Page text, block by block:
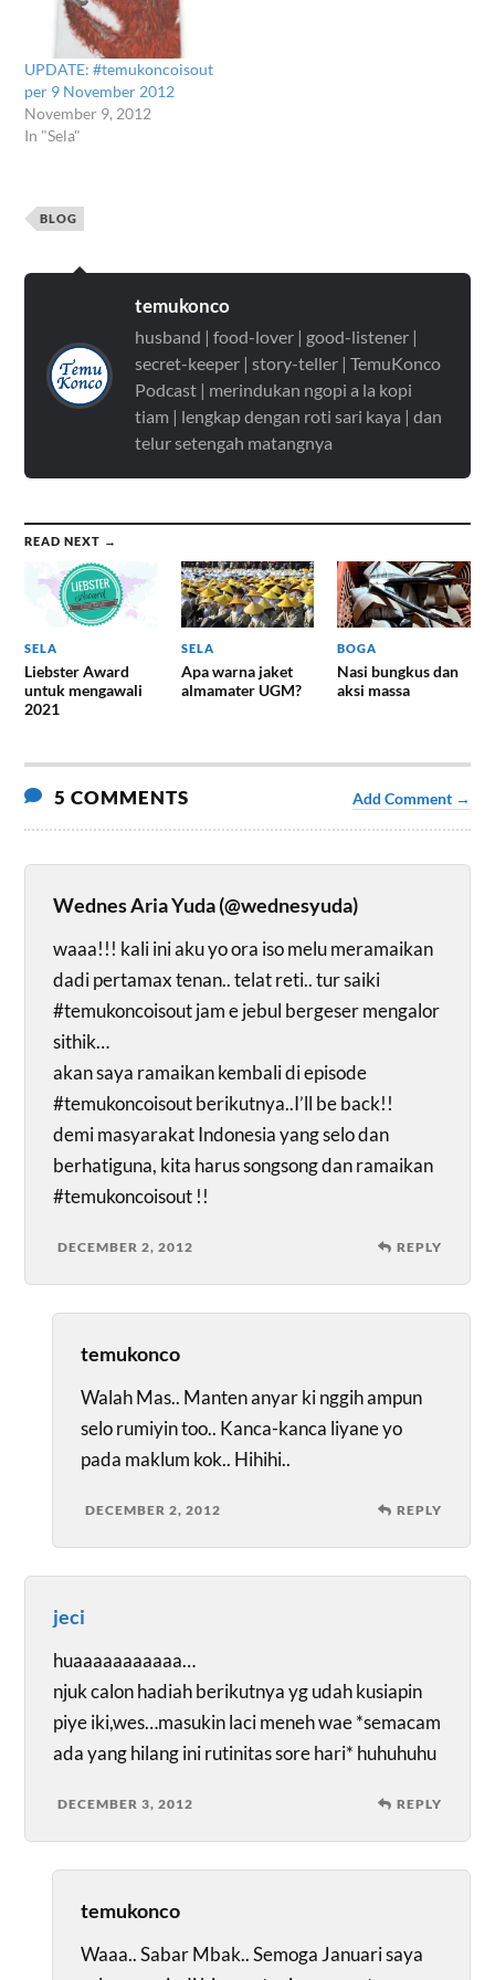
UPDATE: #temukoncoisout
per 9 November 2012
November 9, 2012
In "Sela"
BLOG
temukonco
husband | food-lover | good-listener |
secret-keeper | story-teller | TemuKonco
Podcast | merindukan ngopi a la kopi
tiam | lengkap dengan roti sari kaya | dan
telur setengah matangnya
READ NEXT →
SELA
Liebster Award
untuk mengawali
2021
SELA
Apa warna jaket
almamater UGM?
BOGA
Nasi bungkus dan
aksi massa
5 COMMENTS Add Comment →
Wednes Aria Yuda (@wednesyuda)
waaa!!! kali ini aku yo ora iso melu meramaikan
dadi pertamax tenan.. telat reti.. tur saiki
#temukoncoisout jam e jebul bergeser mengalor
sithik…
akan saya ramaikan kembali di episode
#temukoncoisout berikutnya..I’ll be back!!
demi masyarakat Indonesia yang selo dan
berhatiguna, kita harus songsong dan ramaikan
#temukoncoisout !!
DECEMBER 2, 2012 REPLY
temukonco
Walah Mas.. Manten anyar ki nggih ampun
selo rumiyin too.. Kanca-kanca liyane yo
pada maklum kok.. Hihihi..
DECEMBER 2, 2012 REPLY
jeci
huaaaaaaaaaaa…
njuk calon hadiah berikutnya yg udah kusiapin
piye iki,wes…masukin laci meneh wae *semacam
ada yang hilang ini rutinitas sore hari* huhuhuhu
DECEMBER 3, 2012 REPLY
temukonco
Waaa.. Sabar Mbak.. Semoga Januari saya